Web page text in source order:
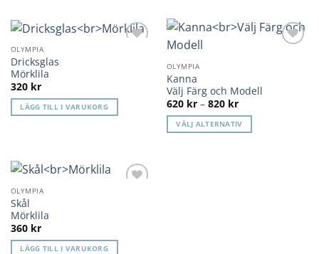
OLYMPIA
Dricksglas
Mörklila
320 kr
LÄGG TILL I VARUKORG
OLYMPIA
Kanna
Välj Färg och Modell
620 kr – 820 krPrisintervall:
620 kr
till
820 kr
VÄLJ ALTERNATIV
OLYMPIA
Skål
Mörklila
360 kr
LÄGG TILL I VARUKORG